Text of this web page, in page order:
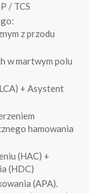
/ TCS
z przodu
w martwym polu
+ Asystent
hamowania
(HAC) +
(HDC)
(APA).